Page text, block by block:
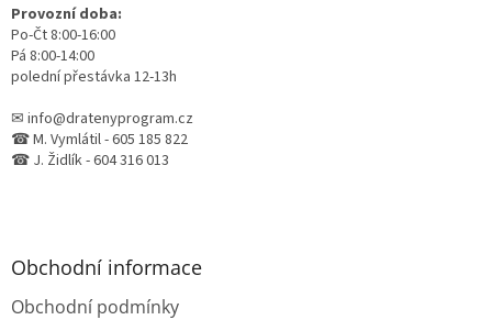
Provozní doba:
Po-Čt 8:00-16:00
Pá 8:00-14:00
polední přestávka 12-13h
✉ info@dratenyprogram.cz
☎ M. Vymlátil - 605 185 822
☎ J. Židlík - 604 316 013
Obchodní informace
Obchodní podmínky